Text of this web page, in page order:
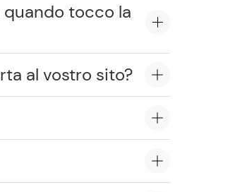
tocco la
al vostro sito?